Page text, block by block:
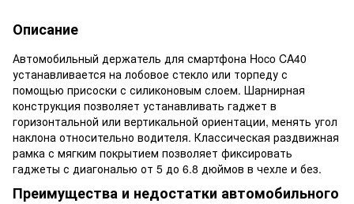
Описание
Автомобильный держатель для смартфона Hoco CA40
устанавливается на лобовое стекло или торпеду с
помощью присоски с силиконовым слоем. Шарнирная
конструкция позволяет устанавливать гаджет в
горизонтальной или вертикальной ориентации, менять угол
наклона относительно водителя. Классическая раздвижная
рамка с мягким покрытием позволяет фиксировать
гаджеты с диагональю от 5 до 6.8 дюймов в чехле и без.
Преимущества и недостатки автомобильного